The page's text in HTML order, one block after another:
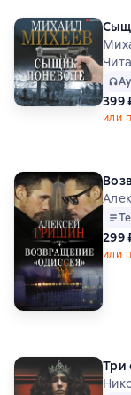
399
или
299
или
Три